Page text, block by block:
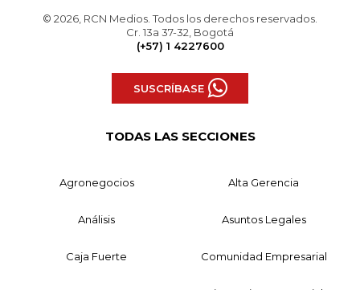
© 2026, RCN Medios. Todos los derechos reservados.
Cr. 13a 37-32, Bogotá
(+57) 1 4227600
SUSCRÍBASE
TODAS LAS SECCIONES
Agronegocios Alta Gerencia
Análisis Asuntos Legales
Caja Fuerte Comunidad Empresarial